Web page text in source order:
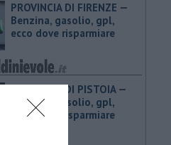
PROVINCIA DI FIRENZE — ​
Benzina, gasolio, gpl,
ecco dove risparmiare
PROVINCIA DI PISTOIA — ​
Benzina, gasolio, gpl,
ecco dove risparmiare